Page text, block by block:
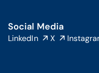
Social Media
LinkedIn X